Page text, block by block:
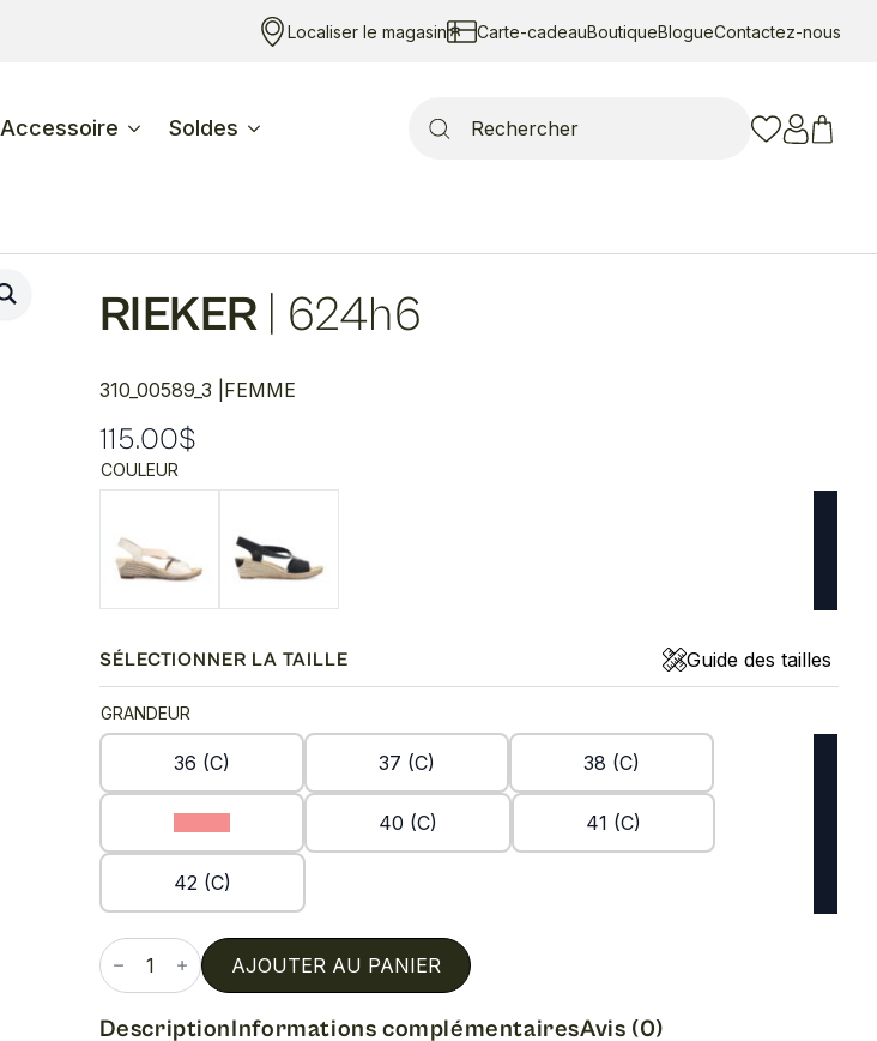
Localiser le magasin Carte-cadeauBoutiqueBlogueContactez-nous
Accessoire Soldes
for:
RIEKER 624h6
310_00589_3 | FEMME
115.00$
COULEUR
SÉLECTIONNER LA TAILLE Guide des tailles
GRANDEUR
36 (C) 37 (C) 38 (C)
40 (C) 41 (C)
42 (C)
quantité
de
624h6
AJOUTER AU PANIER
DescriptionInformations complémentairesAvis (0)